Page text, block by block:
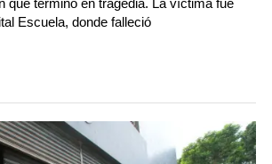
que terminó en tragedia. La víctima fue
Escuela, donde falleció